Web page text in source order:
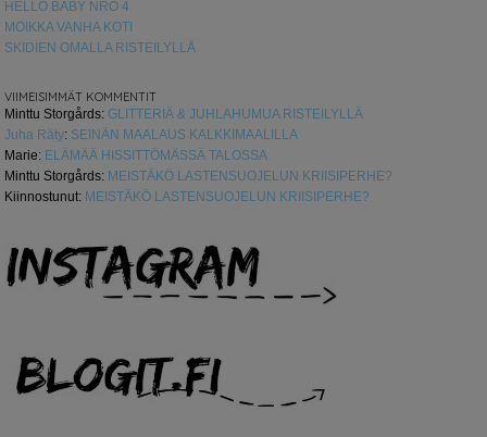
HELLO BABY NRO 4
MOIKKA VANHA KOTI
SKIDIEN OMALLA RISTEILYLLÄ
VIIMEISIMMÄT KOMMENTIT
Minttu Storgårds: GLITTERIÄ & JUHLAHUMUA RISTEILYLLÄ
Juha Räty: SEINÄN MAALAUS KALKKIMAALILLA
Marie: ELÄMÄÄ HISSITTÖMÄSSÄ TALOSSA
Minttu Storgårds: MEISTÄKÖ LASTENSUOJELUN KRIISIPERHE?
Kiinnostunut: MEISTÄKÖ LASTENSUOJELUN KRIISIPERHE?